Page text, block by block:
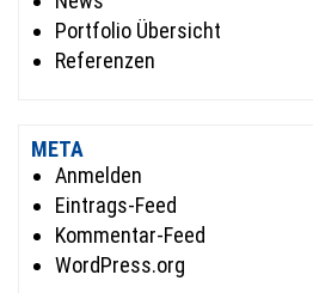
Portfolio Übersicht
Referenzen
META
Anmelden
Eintrags-Feed
Kommentar-Feed
WordPress.org